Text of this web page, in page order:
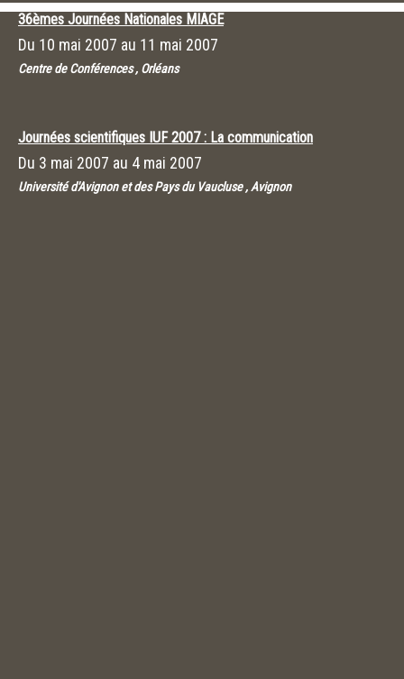
36èmes Journées Nationales MIAGE
Du 10 mai 2007 au 11 mai 2007
Centre de Conférences , Orléans
Journées scientifiques IUF 2007 : La communication
Du 3 mai 2007 au 4 mai 2007
Université d'Avignon et des Pays du Vaucluse , Avignon